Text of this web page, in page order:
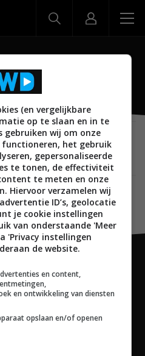
Sleep
05 SEPTEMBER 2023
zorgt voor een goede
(en vergelijkbare
op te slaan en in te
gebruiken wij om onze
het gebruik
gepersonaliseerde
te tonen, de effectiviteit
te meten en onze
Hiervoor verzamelen wij
ID’s, geolocatie
je cookie instellingen
van onderstaande 'Meer
'Privacy instellingen
de website.
en content,
en ontwikkeling van diensten
opslaan en/of openen